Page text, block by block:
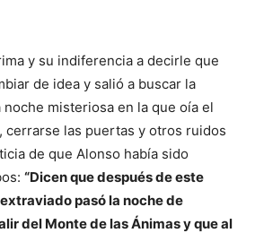
y su indiferencia a decirle que
de idea y salió a buscar la
noche misteriosa en la que oía el
cerrarse las puertas y otros ruidos
de que Alonso había sido
“Dicen que después de este
pasó la noche de
del Monte de las Ánimas y que al